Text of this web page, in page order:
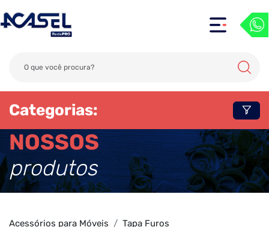
Categorias:
NOSSOS
produtos
Acessórios para Móveis
Tapa Furos